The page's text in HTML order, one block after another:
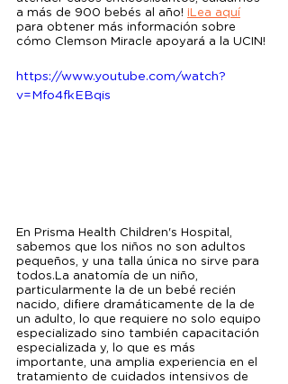
a más de 900 bebés al año! ¡Lea aquí
para obtener más información sobre
cómo Clemson Miracle apoyará a la UCIN!
https://www.youtube.com/watch?
v=Mfo4fkEBqis
En Prisma Health Children's Hospital,
sabemos que los niños no son adultos
pequeños, y una talla única no sirve para
todos.La anatomía de un niño,
particularmente la de un bebé recién
nacido, difiere dramáticamente de la de
un adulto, lo que requiere no solo equipo
especializado sino también capacitación
especializada y, lo que es más
importante, una amplia experiencia en el
tratamiento de cuidados intensivos de